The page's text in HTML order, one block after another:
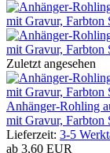
Zuletzt angesehen
Anhänger-Rohling
mit Gravur, Farbton
Lieferzeit: 3-5
ab 3,60 EUR